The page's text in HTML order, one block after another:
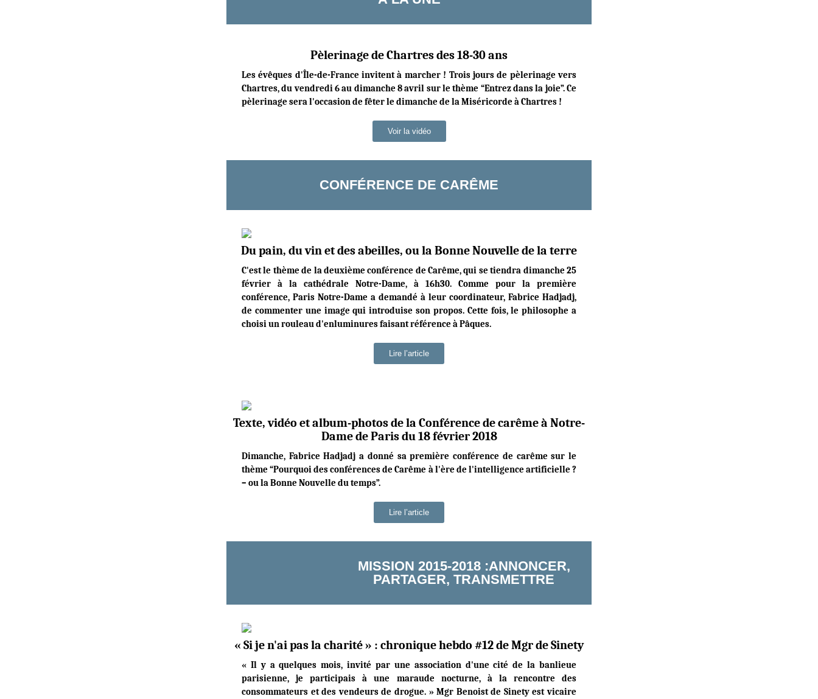
Pèlerinage de Chartres des 18-30 ans
Les évêques d'Île-de-France invitent à marcher ! Trois jours de pèlerinage vers
Chartres, du vendredi 6 au dimanche 8 avril sur le thème “Entrez dans la joie”. Ce
pèlerinage sera l'occasion de fêter le dimanche de la Miséricorde à Chartres !
Voir la vidéo
CONFÉRENCE DE CARÊME
Du pain, du vin et des abeilles, ou la Bonne Nouvelle de la terre
C'est le thème de la deuxième conférence de Carême, qui se tiendra dimanche 25
février à la cathédrale Notre-Dame, à 16h30. Comme pour la première
conférence, Paris Notre-Dame a demandé à leur coordinateur, Fabrice Hadjadj,
de commenter une image qui introduise son propos. Cette fois, le philosophe a
choisi un rouleau d'enluminures faisant référence à Pâques.
Lire l’article
Texte, vidéo et album-photos de la Conférence de carême à Notre-
Dame de Paris du 18 février 2018
Dimanche, Fabrice Hadjadj a donné sa première conférence de carême sur le
thème “Pourquoi des conférences de Carême à l'ère de l'intelligence artificielle ?
– ou la Bonne Nouvelle du temps”.
Lire l’article
MISSION 2015-2018 :ANNONCER,
PARTAGER, TRANSMETTRE
« Si je n'ai pas la charité » : chronique hebdo #12 de Mgr de Sinety
« Il y a quelques mois, invité par une association d'une cité de la banlieue
parisienne, je participais à une maraude nocturne, à la rencontre des
consommateurs et des vendeurs de drogue. » Mgr Benoist de Sinety est vicaire